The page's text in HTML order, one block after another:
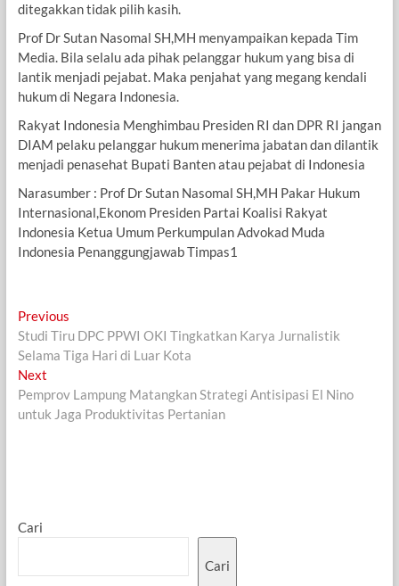
ditegakkan tidak pilih kasih.
Prof Dr Sutan Nasomal SH,MH menyampaikan kepada Tim
Media. Bila selalu ada pihak pelanggar hukum yang bisa di
lantik menjadi pejabat. Maka penjahat yang megang kendali
hukum di Negara Indonesia.
Rakyat Indonesia Menghimbau Presiden RI dan DPR RI jangan
DIAM pelaku pelanggar hukum menerima jabatan dan dilantik
menjadi penasehat Bupati Banten atau pejabat di Indonesia
Narasumber : Prof Dr Sutan Nasomal SH,MH Pakar Hukum
Internasional,Ekonom Presiden Partai Koalisi Rakyat
Indonesia Ketua Umum Perkumpulan Advokad Muda
Indonesia Penanggungjawab Timpas1
Navigasi
pos
PreviousPrevious
post:
Studi Tiru DPC PPWI OKI Tingkatkan Karya Jurnalistik
Selama Tiga Hari di Luar Kota
NextNext
post:
Pemprov Lampung Matangkan Strategi Antisipasi El Nino
untuk Jaga Produktivitas Pertanian
Cari
Cari